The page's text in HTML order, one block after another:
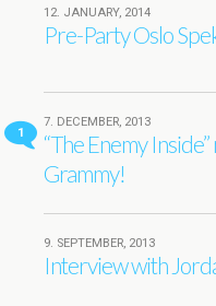
12. JANUARY, 2014
Pre-Party Oslo
1
7. DECEMBER, 2013
“The Enemy
Grammy!
9. SEPTEMBER, 2013
Interview with